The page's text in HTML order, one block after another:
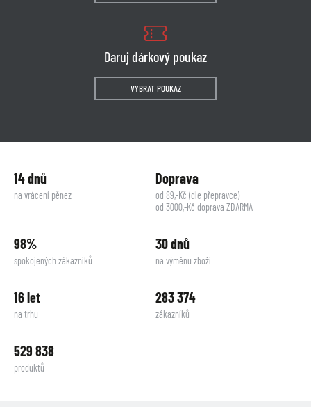
Daruj dárkový poukaz
VYBRAT POUKAZ
14 dnů
na vrácení pěnez
Doprava
od 89,-Kč (dle přepravce)
od 3000,-Kč doprava ZDARMA
98%
spokojených zákazníků
30 dnů
na výměnu zboží
16 let
na trhu
283 374
zákazníků
529 838
produktů